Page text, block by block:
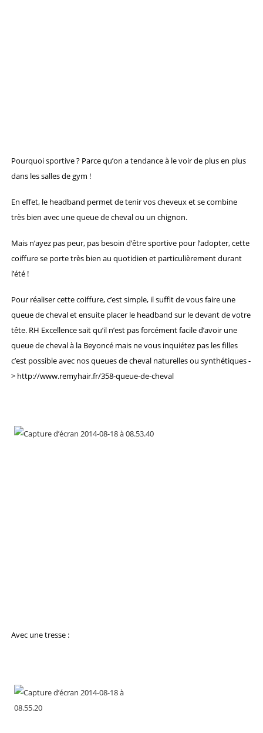
Pourquoi sportive ? Parce qu’on a tendance à le voir de plus en plus
dans les salles de gym !
En effet, le headband permet de tenir vos cheveux et se combine
très bien avec une queue de cheval ou un chignon.
Mais n’ayez pas peur, pas besoin d’être sportive pour l’adopter, cette
coiffure se porte très bien au quotidien et particulièrement durant
l’été !
Pour réaliser cette coiffure, c’est simple, il suffit de vous faire une
queue de cheval et ensuite placer le headband sur le devant de votre
tête. RH Excellence sait qu’il n’est pas forcément facile d’avoir une
queue de cheval à la Beyoncé mais ne vous inquiétez pas les filles
c’est possible avec nos queues de cheval naturelles ou synthétiques -
> http://www.remyhair.fr/358-queue-de-cheval
Avec une tresse :